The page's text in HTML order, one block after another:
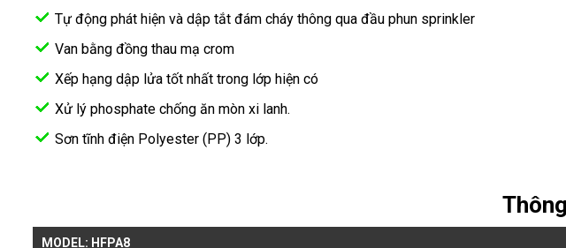
Tự động phát hiện và dập tắt đám cháy thông qua đầu phun sprinkler
Van bằng đồng thau mạ crom
Xếp hạng dập lửa tốt nhất trong lớp hiện có
Xử lý phosphate chống ăn mòn xi lanh.
Sơn tĩnh điện Polyester (PP) 3 lớp.
MODEL: HFPA8